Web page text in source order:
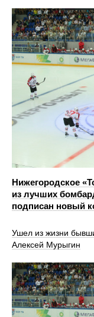
Нижегородское
из лучших
подписан новый
Ушел из жизни
Алексей Мурыгин